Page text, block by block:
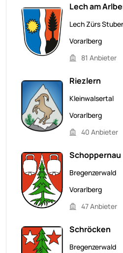
Lech am
Lech Zürs
Vorarlberg
81 Anbieter
Riezlern
Kleinwalsertal
Vorarlberg
40 Anbieter
Schoppernau
Bregenzerwald
Vorarlberg
47 Anbieter
Schröcken
Bregenzerwald